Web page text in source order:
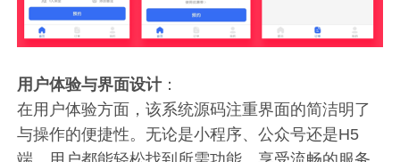
用户体验与界面设计：
在用户体验方面，该系统源码注重界面的简洁明了
与操作的便捷性。无论是小程序、公众号还是H5